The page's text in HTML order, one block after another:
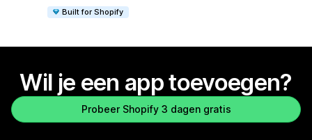
Built for Shopify
Wil je een app toevoegen?
Probeer Shopify 3 dagen gratis